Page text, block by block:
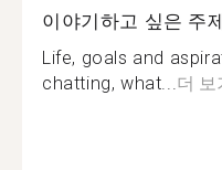
이야기하고 싶은 주
Life, goals and
chatting, what... 더 보